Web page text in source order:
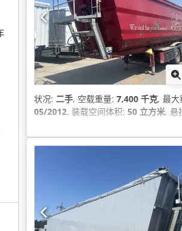
状况: 二手, 空载重量: 7,400 千克, 最大
05/2012, 装载空间体积: 50 立方米, 悬